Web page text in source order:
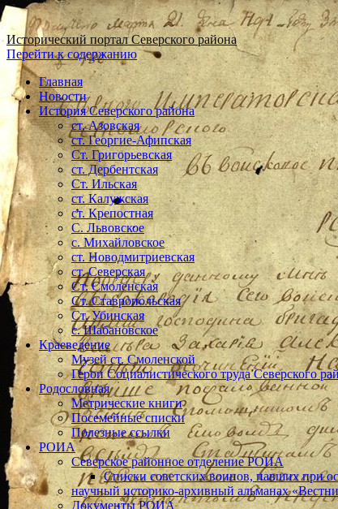
Исторический портал Северского района
Перейти к содержанию
Главная
Новости
История Северского района
ст. Азовская
ст. Георгие-Афипская
Ст. Григорьевская
ст. Дербентская
Ст. Ильская
ст. Калужская
ст. Крепостная
С. Львовское
с. Михайловское
ст. Новодмитриевская
ст. Северская
Ст. Смоленская
Ст. Ставропольская
Ст. Убинская
с. Шабановское
Краеведение
Музей ст. Смоленской
Герои Социалистического труда Северского
Родословная
Метрические книги
Посемейные списки
Полезные ссылки
РОИА
Северское районное отделение РОИА
Списки советских воинов, павших при
научный историко-архивный альманах
Документы РОИА